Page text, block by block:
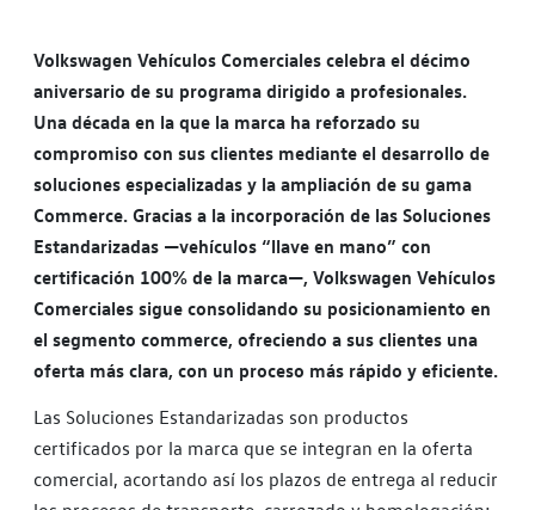
Volkswagen Vehículos Comerciales celebra el décimo
aniversario de su programa dirigido a profesionales.
Una década en la que la marca ha reforzado su
compromiso con sus clientes mediante el desarrollo de
soluciones especializadas y la ampliación de su gama
Commerce. Gracias a la incorporación de las Soluciones
Estandarizadas —vehículos “llave en mano” con
certificación 100% de la marca—, Volkswagen Vehículos
Comerciales sigue consolidando su posicionamiento en
el segmento commerce, ofreciendo a sus clientes una
oferta más clara, con un proceso más rápido y eficiente.
Las Soluciones Estandarizadas son productos
certificados por la marca que se integran en la oferta
comercial, acortando así los plazos de entrega al reducir